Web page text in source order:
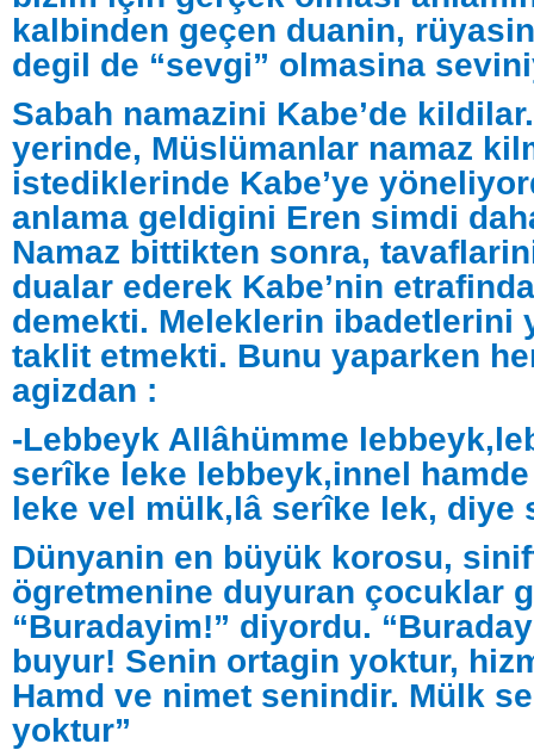
kalbinden geçen duanin,
degil de “sevgi” olmasina
Sabah namazini Kabe’de
yerinde, Müslümanlar namaz
istediklerinde Kabe’ye
anlama geldigini Eren simdi
Namaz bittikten sonra,
dualar ederek Kabe’nin
demekti. Meleklerin ibadetlerini
taklit etmekti. Bunu yaparken
agizdan :
-Lebbeyk Allâhümme
serîke leke lebbeyk,innel hamde
leke vel mülk,lâ serîke lek, diye
Dünyanin en büyük korosu,
ögretmenine duyuran çocuklar
“Buradayim!” diyordu.
buyur! Senin ortagin yoktur,
Hamd ve nimet senindir. Mülk
yoktur”